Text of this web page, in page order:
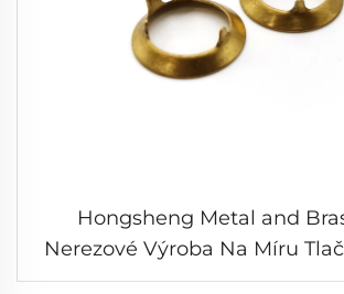
Hongsheng Metal and
Nerezové Výroba Na Míru
Ze Štěpku